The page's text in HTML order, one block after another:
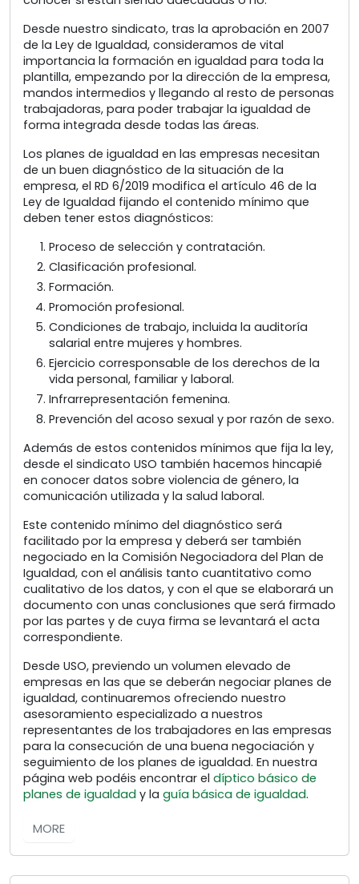
Desde nuestro sindicato, tras la aprobación en 2007
de la Ley de Igualdad, consideramos de vital
importancia la formación en igualdad para toda la
plantilla, empezando por la dirección de la empresa,
mandos intermedios y llegando al resto de personas
trabajadoras, para poder trabajar la igualdad de
forma integrada desde todas las áreas.
Los planes de igualdad en las empresas necesitan
de un buen diagnóstico de la situación de la
empresa, el RD 6/2019 modifica el artículo 46 de la
Ley de Igualdad fijando el contenido mínimo que
deben tener estos diagnósticos:
Proceso de selección y contratación.
Clasificación profesional.
Formación.
Promoción profesional.
Condiciones de trabajo, incluida la auditoría
salarial entre mujeres y hombres.
Ejercicio corresponsable de los derechos de la
vida personal, familiar y laboral.
Infrarrepresentación femenina.
Prevención del acoso sexual y por razón de sexo.
Además de estos contenidos mínimos que fija la ley,
desde el sindicato USO también hacemos hincapié
en conocer datos sobre violencia de género, la
comunicación utilizada y la salud laboral.
Este contenido mínimo del diagnóstico será
facilitado por la empresa y deberá ser también
negociado en la Comisión Negociadora del Plan de
Igualdad, con el análisis tanto cuantitativo como
cualitativo de los datos, y con el que se elaborará un
documento con unas conclusiones que será firmado
por las partes y de cuya firma se levantará el acta
correspondiente.
Desde USO, previendo un volumen elevado de
empresas en las que se deberán negociar planes de
igualdad, continuaremos ofreciendo nuestro
asesoramiento especializado a nuestros
representantes de los trabajadores en las empresas
para la consecución de una buena negociación y
seguimiento de los planes de igualdad. En nuestra
página web podéis encontrar el díptico básico de
planes de igualdad y la guía básica de igualdad.
MORE